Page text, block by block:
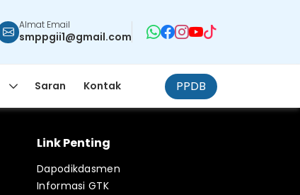
Almat Email
smppgii1@gmail.com
Saran Kontak PPDB
Link Penting
Dapodikdasmen
Informasi GTK